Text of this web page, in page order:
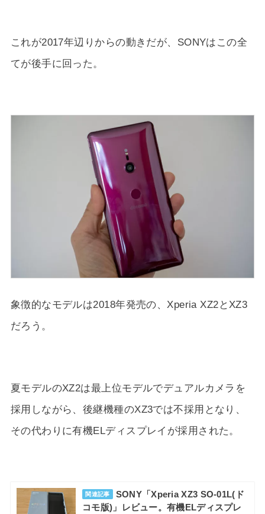
これが2017年辺りからの動きだが、SONYはこの全
てが後手に回った。
象徴的なモデルは2018年発売の、Xperia XZ2とXZ3
だろう。
夏モデルのXZ2は最上位モデルでデュアルカメラを
採用しながら、後継機種のXZ3では不採用となり、
その代わりに有機ELディスプレイが採用された。
関連記事
SONY「Xperia XZ3 SO-01L(ド
コモ版)」レビュー。有機ELディスプレ